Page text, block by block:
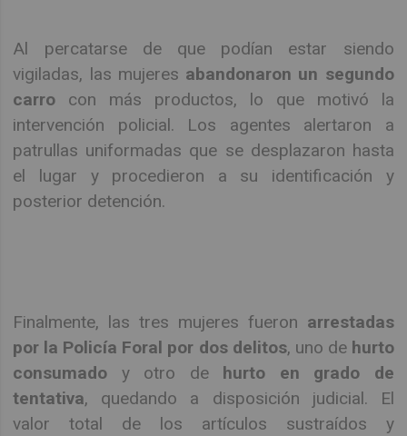
Al percatarse de que podían estar siendo
vigiladas, las mujeres abandonaron un segundo
carro con más productos, lo que motivó la
intervención policial. Los agentes alertaron a
patrullas uniformadas que se desplazaron hasta
el lugar y procedieron a su identificación y
posterior detención.
Finalmente, las tres mujeres fueron arrestadas
por la Policía Foral por dos delitos, uno de hurto
consumado y otro de hurto en grado de
tentativa, quedando a disposición judicial. El
valor total de los artículos sustraídos y